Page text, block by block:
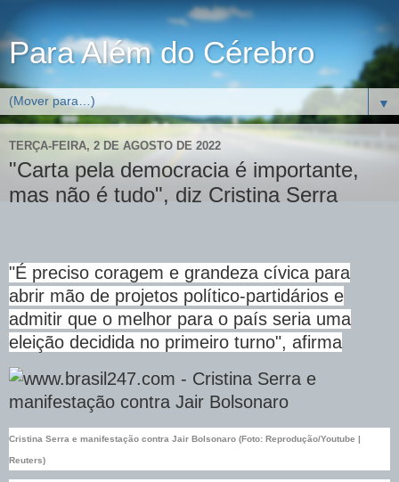
Para Além do Cérebro
▼
TERÇA-FEIRA, 2 DE AGOSTO DE 2022
"Carta pela democracia é importante,
mas não é tudo", diz Cristina Serra
"É preciso coragem e grandeza cívica para
abrir mão de projetos político-partidários e
admitir que o melhor para o país seria uma
eleição decidida no primeiro turno", afirma
Cristina Serra e manifestação contra Jair Bolsonaro (Foto: Reprodução/Youtube |
Reuters)